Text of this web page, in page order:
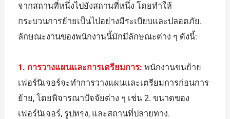
จากสถานที่หนึ่งไปยังสถานที่หนึ่ง โดยทำให้
กระบวนการย้ายเป็นไปอย่างมีระเบียบและปลอดภัย.
ลักษณะงานของพนักงานนี้มักมีลักษณะต่าง ๆ ดังนี้:
1. การวางแผนและการเตรียมการ: พนักงานขนย้าย
เฟอร์นิเจอร์จะทำการวางแผนและเตรียมการก่อนการ
ย้าย, โดยพิจารณาปัจจัยต่าง ๆ เช่น 2. ขนาดของ
เฟอร์นิเจอร์, รูปทรง, และสถานที่ปลายทาง.